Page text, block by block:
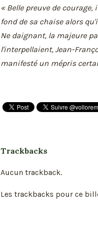
« Belle preuve de
fond de sa chaise alors
Ne daignant, la majeure
l'interpellaient, Jean-
manifesté un mépris
Trackbacks
Aucun trackback.
Les trackbacks pour ce